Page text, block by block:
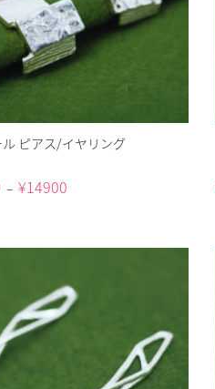
ル ピアス/イヤリング
– ¥14900